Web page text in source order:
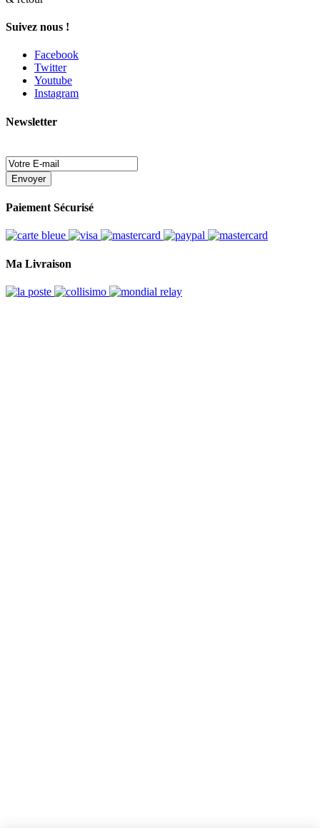
Suivez nous !
Facebook
Twitter
Youtube
Instagram
Newsletter
Envoyer
Paiement Sécurisé
Ma Livraison